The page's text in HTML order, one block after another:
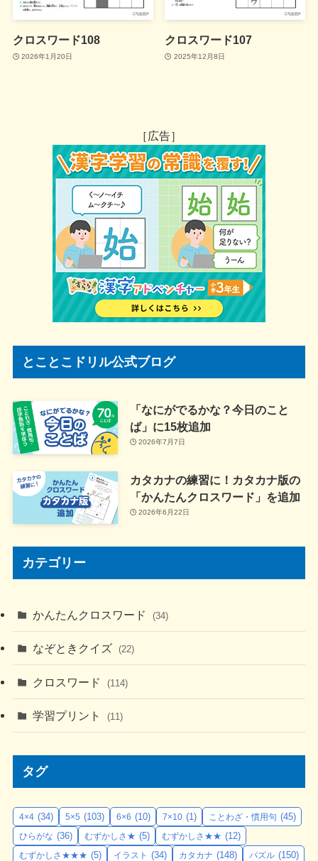
クロスワード108
2026年1月20日
クロスワード107
2025年12月8日
［広告］
とことこドリル公式ブログ
「なにがでるかな？今日のこと
ば」に15枚追加
2026年7月7日
カタカナの練習に！カタカナ版の
「かんたんクロスワード」を追加
2026年6月22日
カテゴリー
かんたんクロスワード (34)
なぞときクイズ (22)
クロスワード (114)
学習プリント (11)
タグ
4×4 (34) 5×5 (103) 6×6 (10) 7×10 (1) ことわざ・慣用句 (45)
ひらがな (36) むずかしさ★ (5) むずかしさ★★ (12)
むずかしさ★★★ (5) イラスト (34) カタカナ (148) パズル (150)